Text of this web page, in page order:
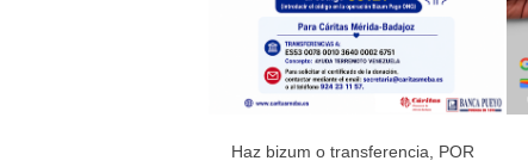
Haz bizum o transferencia, POR